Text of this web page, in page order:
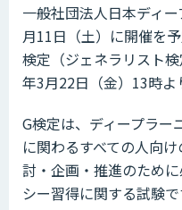
一般社団法人日本ディ
月11日（土）に開催を
検定（ジェネラリスト
年3月22日（金）13時よ
G検定は、ディープラー
に関わるすべての人向
討・企画・推進のため
シー習得に関する試験で